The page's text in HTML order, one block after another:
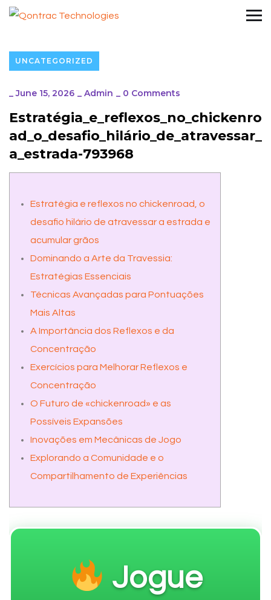
UNCATEGORIZED
_June 15, 2026 _ Admin _ 0 Comments
Estratégia_e_reflexos_no_chickenro
ad_o_desafio_hilário_de_atravessar_
a_estrada-793968
Estratégia e reflexos no chickenroad, o
desafio hilário de atravessar a estrada e
acumular grãos
Dominando a Arte da Travessia:
Estratégias Essenciais
Técnicas Avançadas para Pontuações
Mais Altas
A Importância dos Reflexos e da
Concentração
Exercícios para Melhorar Reflexos e
Concentração
O Futuro de «chickenroad» e as
Possíveis Expansões
Inovações em Mecânicas de Jogo
Explorando a Comunidade e o
Compartilhamento de Experiências
Jogue